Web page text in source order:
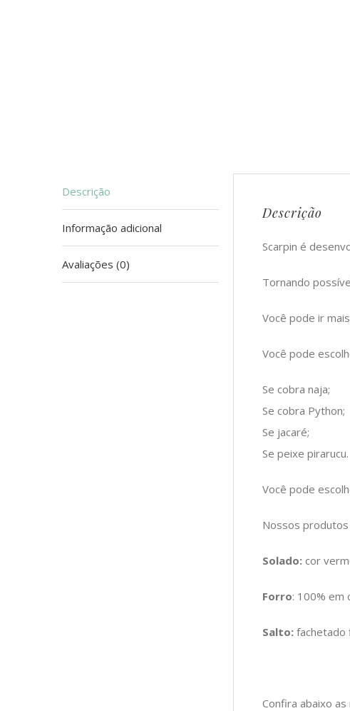
Descrição
Informação adicional
Avaliações (0)
Descrição
Scarpin é
Tornando
Você pode ir
Você pode
Se cobra naja;
Se cobra Python;
Se jacaré;
Se peixe pirarucu.
Você pode
Nossos
Solado: cor
Forro: 100% em
Salto: fachetado
Confira abaixo as